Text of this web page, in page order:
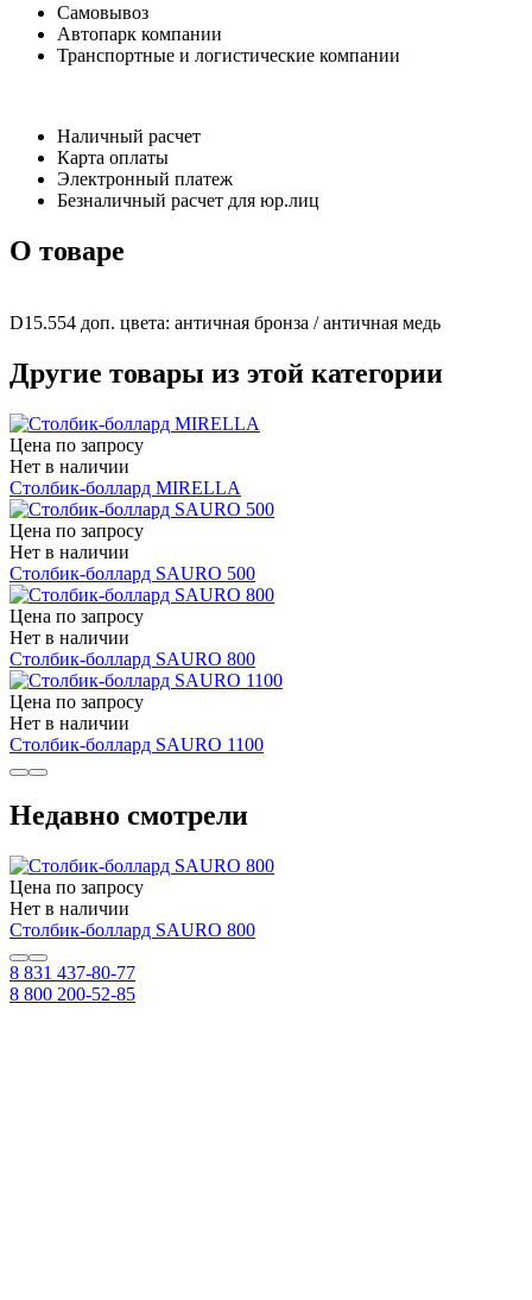
Самовывоз
Автопарк компании
Транспортные и логистические компании
Наличный расчет
Карта оплаты
Электронный платеж
Безналичный расчет для юр.лиц
О товаре
D15.554 доп. цвета: античная бронза / античная медь
Другие товары из этой категории
Цена по запросу
Нет в наличии
Столбик-боллард MIRELLA
Цена по запросу
Нет в наличии
Столбик-боллард SAURO 500
Цена по запросу
Нет в наличии
Столбик-боллард SAURO 800
Цена по запросу
Нет в наличии
Столбик-боллард SAURO 1100
Недавно смотрели
Цена по запросу
Нет в наличии
Столбик-боллард SAURO 800
8 831 437-80-77
8 800 200-52-85